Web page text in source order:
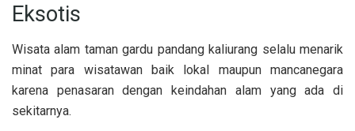
Eksotis
Wisata alam taman gardu pandang kaliurang selalu menarik
minat para wisatawan baik lokal maupun mancanegara
karena penasaran dengan keindahan alam yang ada di
sekitarnya.